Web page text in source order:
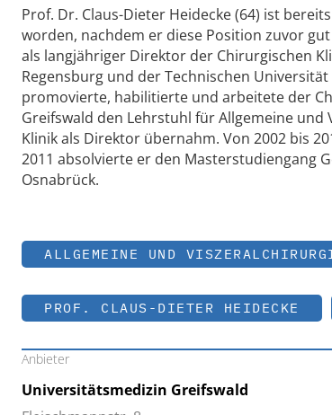
Prof. Dr. Claus-Dieter Heidecke (64) ist
worden, nachdem er diese Position zuvor
als langjähriger Direktor der Chirurgischen
Regensburg und der Technischen
promovierte, habilitierte und arbeitete der
Greifswald den Lehrstuhl für Allgemeine
Klinik als Direktor übernahm. Von 2002 bis
2011 absolvierte er den Masterstudiengang
Osnabrück.
ALLGEMEINE UND
PROF. CLAUS-DIETER HEIDECKE
Anbieter
Universitätsmedizin Greifswald